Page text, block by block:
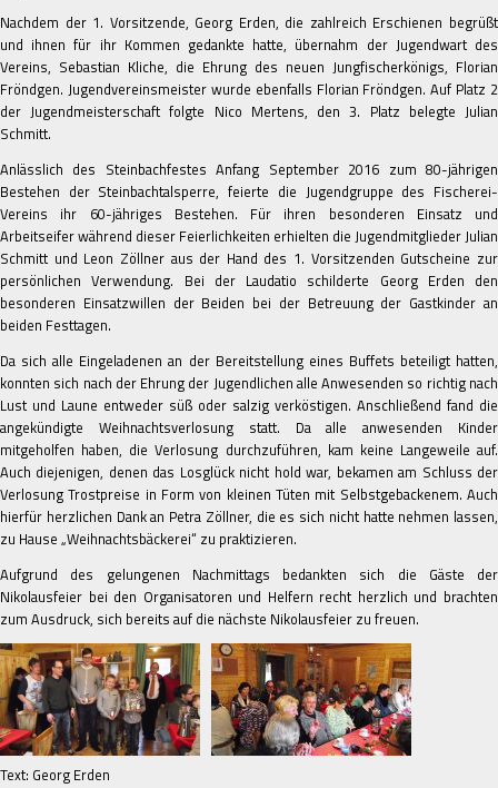
Nachdem der 1. Vorsitzende, Georg Erden, die zahlreich Erschienen begrüßt
und ihnen für ihr Kommen gedankte hatte, übernahm der Jugendwart des
Vereins, Sebastian Kliche, die Ehrung des neuen Jungfischerkönigs, Florian
Fröndgen. Jugendvereinsmeister wurde ebenfalls Florian Fröndgen. Auf Platz 2
der Jugendmeisterschaft folgte Nico Mertens, den 3. Platz belegte Julian
Schmitt.
Anlässlich des Steinbachfestes Anfang September 2016 zum 80-jährigen
Bestehen der Steinbachtalsperre, feierte die Jugendgruppe des Fischerei-
Vereins ihr 60-jähriges Bestehen. Für ihren besonderen Einsatz und
Arbeitseifer während dieser Feierlichkeiten erhielten die Jugendmitglieder Julian
Schmitt und Leon Zöllner aus der Hand des 1. Vorsitzenden Gutscheine zur
persönlichen Verwendung. Bei der Laudatio schilderte Georg Erden den
besonderen Einsatzwillen der Beiden bei der Betreuung der Gastkinder an
beiden Festtagen.
Da sich alle Eingeladenen an der Bereitstellung eines Buffets beteiligt hatten,
konnten sich nach der Ehrung der Jugendlichen alle Anwesenden so richtig nach
Lust und Laune entweder süß oder salzig verköstigen. Anschließend fand die
angekündigte Weihnachtsverlosung statt. Da alle anwesenden Kinder
mitgeholfen haben, die Verlosung durchzuführen, kam keine Langeweile auf.
Auch diejenigen, denen das Losglück nicht hold war, bekamen am Schluss der
Verlosung Trostpreise in Form von kleinen Tüten mit Selbstgebackenem. Auch
hierfür herzlichen Dank an Petra Zöllner, die es sich nicht hatte nehmen lassen,
zu Hause „Weihnachtsbäckerei“ zu praktizieren.
Aufgrund des gelungenen Nachmittags bedankten sich die Gäste der
Nikolausfeier bei den Organisatoren und Helfern recht herzlich und brachten
zum Ausdruck, sich bereits auf die nächste Nikolausfeier zu freuen.
Text: Georg Erden